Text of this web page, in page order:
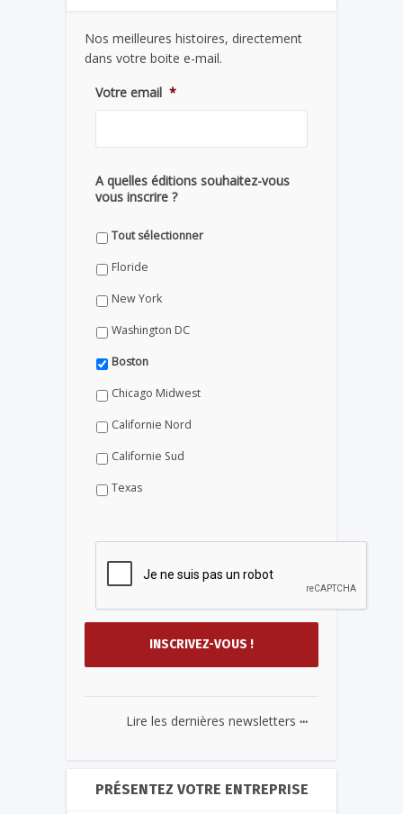
Nos meilleures histoires, directement
dans votre boite e-mail.
Votre email *
A quelles éditions souhaitez-vous
vous inscrire ?
Tout sélectionner
Floride
New York
Washington DC
Boston
Chicago Midwest
Californie Nord
Californie Sud
Texas
Lire les dernières newsletters ...
PRÉSENTEZ VOTRE ENTREPRISE